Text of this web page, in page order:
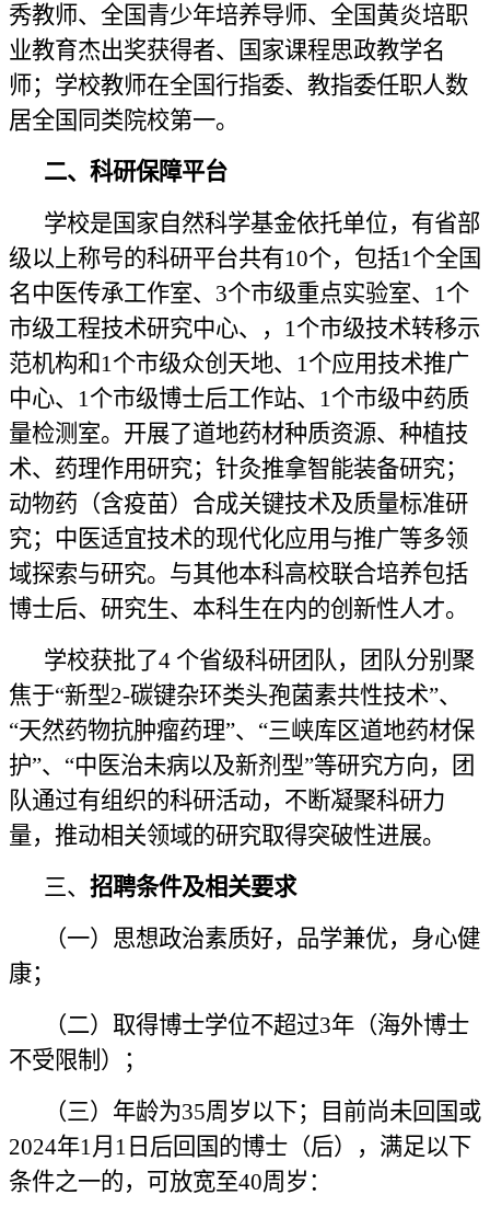
秀教师、全国青少年培养导师、全国黄炎培职
业教育杰出奖获得者、国家课程思政教学名
师；学校教师在全国行指委、教指委任职人数
居全国同类院校第一。
二、科研保障平台
学校是国家自然科学基金依托单位，有省部
级以上称号的科研平台共有10个，包括1个全国
名中医传承工作室、3个市级重点实验室、1个
市级工程技术研究中心、，1个市级技术转移示
范机构和1个市级众创天地、1个应用技术推广
中心、1个市级博士后工作站、1个市级中药质
量检测室。开展了道地药材种质资源、种植技
术、药理作用研究；针灸推拿智能装备研究；
动物药（含疫苗）合成关键技术及质量标准研
究；中医适宜技术的现代化应用与推广等多领
域探索与研究。与其他本科高校联合培养包括
博士后、研究生、本科生在内的创新性人才。
学校获批了4 个省级科研团队，团队分别聚
焦于“新型2-碳键杂环类头孢菌素共性技术”、
“天然药物抗肿瘤药理”、“三峡库区道地药材保
护”、“中医治未病以及新剂型”等研究方向，团
队通过有组织的科研活动，不断凝聚科研力
量，推动相关领域的研究取得突破性进展。
三、 招聘条件及相关要求
（一）思想政治素质好，品学兼优，身心健
康；
（二）取得博士学位不超过3年（海外博士
不受限制）；
（三）年龄为35周岁以下；目前尚未回国或
2024年1月1日后回国的博士（后），满足以下
条件之一的，可放宽至40周岁：